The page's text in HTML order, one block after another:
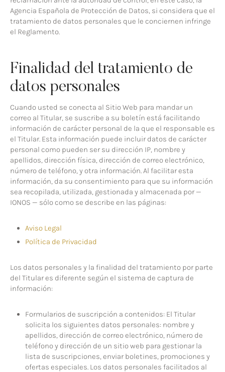
Agencia Española de Protección de Datos, si considera que el
tratamiento de datos personales que le conciernen infringe
el Reglamento.
Finalidad del tratamiento de
datos personales
Cuando usted se conecta al Sitio Web para mandar un
correo al Titular, se suscribe a su boletín está facilitando
información de carácter personal de la que el responsable es
el Titular. Esta información puede incluir datos de carácter
personal como pueden ser su dirección IP, nombre y
apellidos, dirección física, dirección de correo electrónico,
número de teléfono, y otra información. Al facilitar esta
información, da su consentimiento para que su información
sea recopilada, utilizada, gestionada y almacenada por —
IONOS — sólo como se describe en las páginas:
Aviso Legal
Política de Privacidad
Los datos personales y la finalidad del tratamiento por parte
del Titular es diferente según el sistema de captura de
información:
Formularios de suscripción a contenidos: El Titular
solicita los siguientes datos personales: nombre y
apellidos, dirección de correo electrónico, número de
teléfono y dirección de un sitio web para gestionar la
lista de suscripciones, enviar boletines, promociones y
ofertas especiales. Los datos personales facilitados al